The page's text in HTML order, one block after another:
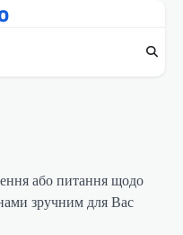
або питання щодо
нами зручним для Вас